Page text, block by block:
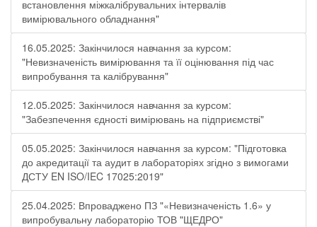
встановлення міжкалібрувальних інтервалів
вимірювального обладнання"
16.05.2025: Закінчилося навчання за курсом:
"Невизначеність вимірювання та її оцінювання під час
випробування та калібрування"
12.05.2025: Закінчилося навчання за курсом:
"Забезпечення єдності вимірювань на підприємстві"
05.05.2025: Закінчилося навчання за курсом: "Підготовка
до акредитації та аудит в лабораторіях згідно з вимогами
ДСТУ EN ISO/IEC 17025:2019"
25.04.2025: Впроваджено ПЗ "«Невизначеність 1.6» у
випробувальну лабораторію ТОВ "ЩЕДРО"